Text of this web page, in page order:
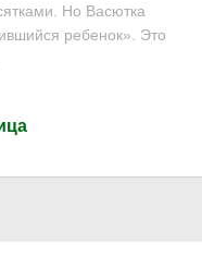
Но Васютка
ребенок». Это